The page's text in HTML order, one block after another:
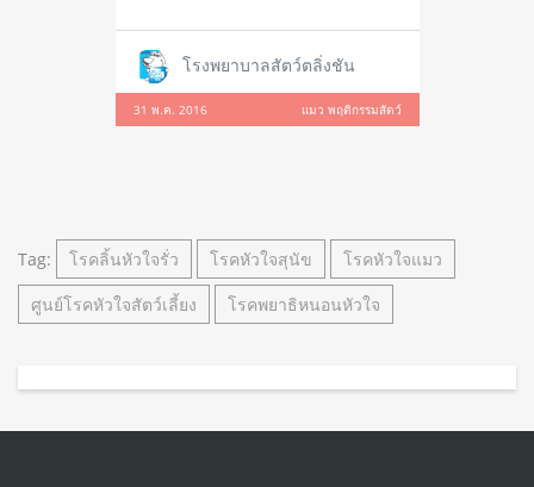
โรงพยาบาลสัตว์ตลิ่งชัน
31 พ.ค. 2016 แมว พฤติกรรมสัตว์
Tag: โรคลิ้นหัวใจรั่ว โรคหัวใจสุนัข
โรคหัวใจแมว
ศูนย์โรคหัวใจสัตว์เลี้ยง
โรคพยาธิหนอนหัวใจ